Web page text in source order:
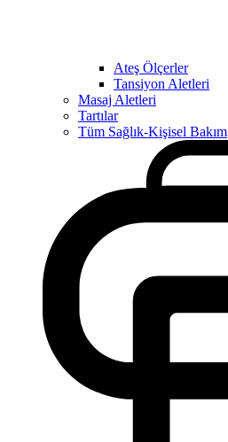
Ateş Ölçerler
Tansiyon Aletleri
Masaj Aletleri
Tartılar
Tüm Sağlık-Kişisel Bakım